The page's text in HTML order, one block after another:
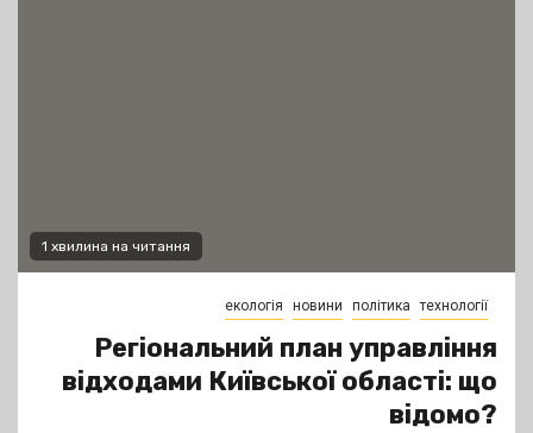
1 хвилина на читання
екологія новини політика технології
Регіональний план управління
відходами Київської області: що
відомо?